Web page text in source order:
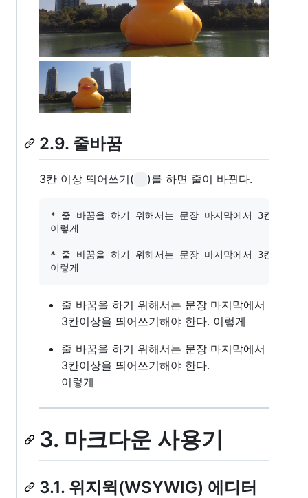
2.9. 줄바꿈
3칸 이상 띄어쓰기( )를 하면 줄이 바뀐다.
* 줄 바꿈을 하기 위해서는 문장 마지막에서 3칸이상
이렇게
* 줄 바꿈을 하기 위해서는 문장 마지막에서 3칸이상
줄 바꿈을 하기 위해서는 문장 마지막에서
3칸이상을 띄어쓰기해야 한다. 이렇게
줄 바꿈을 하기 위해서는 문장 마지막에서
3칸이상을 띄어쓰기해야 한다.
이렇게
3. 마크다운 사용기
3.1. 위지윅(WSYWIG) 에디터